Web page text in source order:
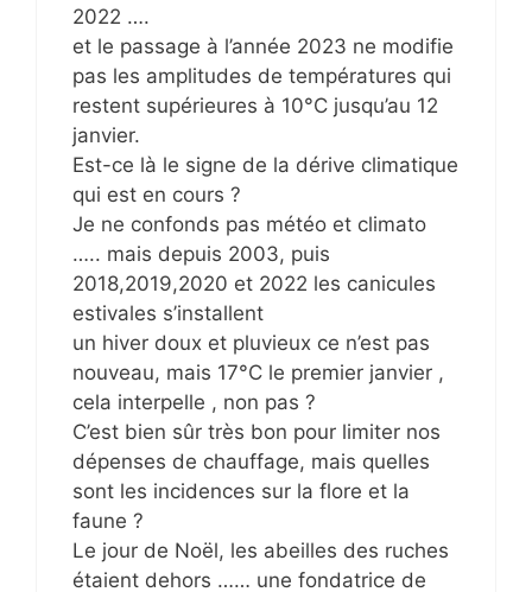
2022 ….
et le passage à l’année 2023 ne modifie
pas les amplitudes de températures qui
restent supérieures à 10°C jusqu’au 12
janvier.
Est-ce là le signe de la dérive climatique
qui est en cours ?
Je ne confonds pas météo et climato
….. mais depuis 2003, puis
2018,2019,2020 et 2022 les canicules
estivales s’installent
un hiver doux et pluvieux ce n’est pas
nouveau, mais 17°C le premier janvier ,
cela interpelle , non pas ?
C’est bien sûr très bon pour limiter nos
dépenses de chauffage, mais quelles
sont les incidences sur la flore et la
faune ?
Le jour de Noël, les abeilles des ruches
étaient dehors …… une fondatrice de